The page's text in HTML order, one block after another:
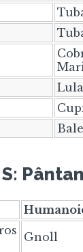
Gnoll